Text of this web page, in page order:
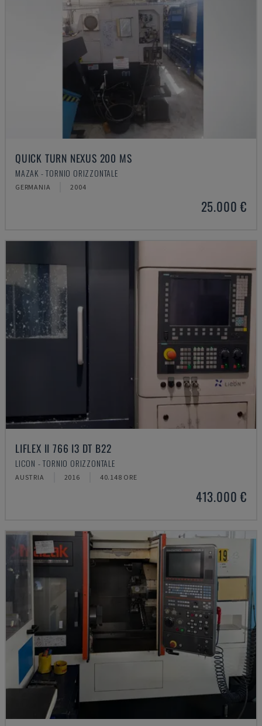
QUICK TURN NEXUS 200 MS
MAZAK - TORNIO ORIZZONTALE
GERMANIA 2004
25.000 €
LIFLEX II 766 I3 DT B22
LICON - TORNIO ORIZZONTALE
AUSTRIA 2016 40.148 ORE
413.000 €